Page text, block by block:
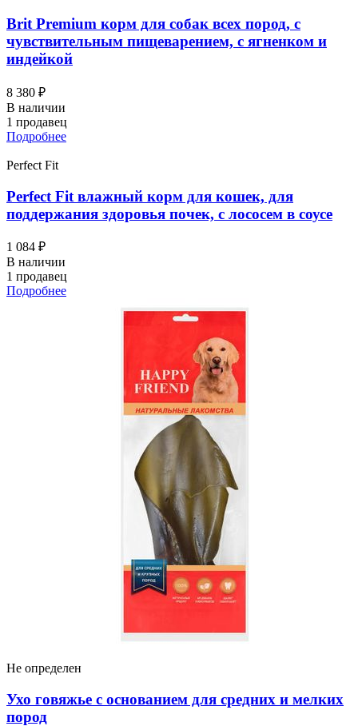
Brit Premium корм для собак всех пород, с
чувствительным пищеварением, с ягненком и
индейкой
8 380 ₽
В наличии
1 продавец
Подробнее
Perfect Fit
Perfect Fit влажный корм для кошек, для
поддержания здоровья почек, с лососем в соусе
1 084 ₽
В наличии
1 продавец
Подробнее
Не определен
Ухо говяжье с основанием для средних и мелких
пород